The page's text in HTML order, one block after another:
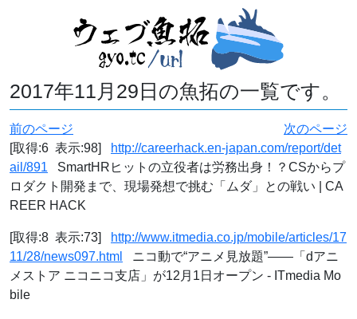
2017年11月29日の魚拓の一覧です。
前のページ
次のページ
[取得:6 表示:98]
http://careerhack.en-japan.com/report/det
ail/891 SmartHRヒットの立役者は労務出身！？CSからプ
ロダクト開発まで、現場発想で挑む「ムダ」との戦い | CA
REER HACK
[取得:8 表示:73]
http://www.itmedia.co.jp/mobile/articles/17
11/28/news097.html
ニコ動で“アニメ見放題”――「dアニ
メストア ニコニコ支店」が12月1日オープン - ITmedia Mo
bile